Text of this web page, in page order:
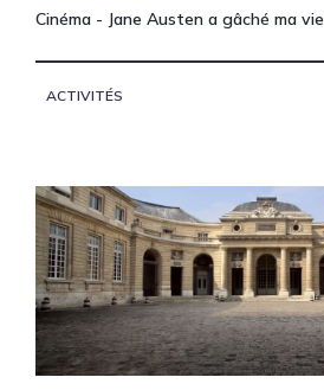
Cinéma - Jane Austen a gâché ma vie
ACTIVITÉS